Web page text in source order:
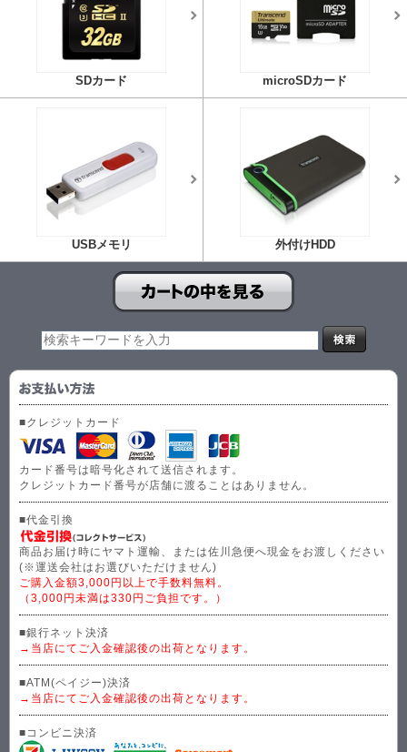
SDカード microSDカード
USBメモリ 外付けHDD
■クレジットカード
カード番号は暗号化されて送信されます。
クレジットカード番号が店舗に渡ることはありません。
■代金引換
商品お届け時にヤマト運輸、または佐川急便へ現金をお渡しください
(※運送会社はお選びいただけません)
ご購入金額3,000円以上で手数料無料。
（3,000円未満は330円ご負担です。）
■銀行ネット決済
→当店にてご入金確認後の出荷となります。
■ATM(ペイジー)決済
→当店にてご入金確認後の出荷となります。
■コンビニ決済